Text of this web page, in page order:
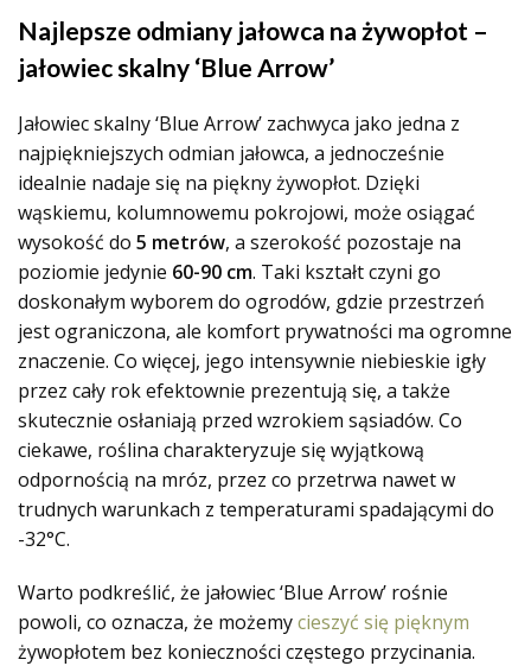
Najlepsze odmiany jałowca na żywopłot –
jałowiec skalny ‘Blue Arrow’
Jałowiec skalny ‘Blue Arrow’ zachwyca jako jedna z
najpiękniejszych odmian jałowca, a jednocześnie
idealnie nadaje się na piękny żywopłot. Dzięki
wąskiemu, kolumnowemu pokrojowi, może osiągać
wysokość do 5 metrów, a szerokość pozostaje na
poziomie jedynie 60-90 cm. Taki kształt czyni go
doskonałym wyborem do ogrodów, gdzie przestrzeń
jest ograniczona, ale komfort prywatności ma ogromne
znaczenie. Co więcej, jego intensywnie niebieskie igły
przez cały rok efektownie prezentują się, a także
skutecznie osłaniają przed wzrokiem sąsiadów. Co
ciekawe, roślina charakteryzuje się wyjątkową
odpornością na mróz, przez co przetrwa nawet w
trudnych warunkach z temperaturami spadającymi do
-32°C.
Warto podkreślić, że jałowiec ‘Blue Arrow’ rośnie
powoli, co oznacza, że możemycieszyć się pięknym
żywopłotem bez konieczności częstego przycinania.